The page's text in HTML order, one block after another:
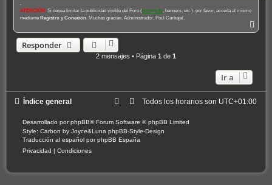
.
ATENCIÓN:Si desea limitar la publicidad visible del Foro (hot-words, banners, etc.), por favor, acceda al mismo
mediante Registro y Conexión. Muchas gracias. Administrador, Poul Carbajal.
r
Responder
2 mensajes • Página 1 de 1
Ir a
Índice general Todos los horarios son UTC+01:00
Desarrollado porphpBB® Forum Software © phpBB Limited
Style: Carbon by Joyce&Luna phpBB-Style-Design
Traducción al español porphpBB España
Privacidad | Condiciones